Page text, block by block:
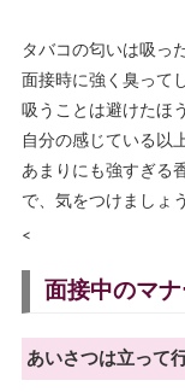
タバコの匂いは吸っ
面接時に強く臭って
吸うことは避けたほ
自分の感じている以
あまりにも強すぎる
で、気をつけましょう
<
面接中のマナ
あいさつは立って